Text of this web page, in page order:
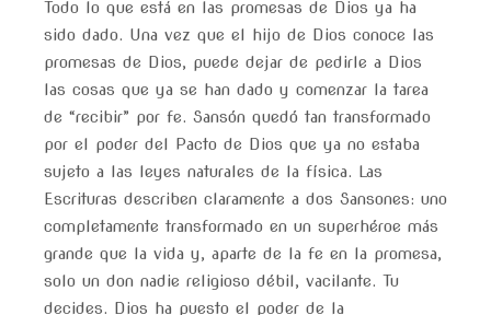
Todo lo que está en las promesas de Dios ya ha
sido dado. Una vez que el hijo de Dios conoce las
promesas de Dios, puede dejar de pedirle a Dios
las cosas que ya se han dado y comenzar la tarea
de “recibir” por fe. Sansón quedó tan transformado
por el poder del Pacto de Dios que ya no estaba
sujeto a las leyes naturales de la física. Las
Escrituras describen claramente a dos Sansones: uno
completamente transformado en un superhéroe más
grande que la vida y, aparte de la fe en la promesa,
solo un don nadie religioso débil, vacilante. Tu
decides. Dios ha puesto el poder de la